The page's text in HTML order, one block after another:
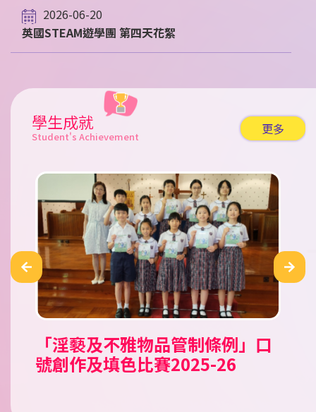
2026-06-20
英國STEAM遊學團 第四天花絮
學生成就
Student's Achievement 更多
「淫褻及不雅物品管制條例」口
號創作及填色比賽2025-26
公民田徑錦標賽 2026
Tell A Tale Children’s
Storytelling Competition
「童心共讀國家歷史人物」小學
人文科閱讀活動比賽
2026新星啟德盃田徑錦標賽
霓裳裏的中國 華服親子設計比賽
香工思高盃小學足球邀請賽
嘉栢理念小學足球邀請賽2026
二零二六年香港花卉展覽（花
展）賽馬會學生繪畫比賽
香港青少年田徑分齡賽2026 (一)
2026新星新春兒童及少年田徑賽
南區小學生五人足球賽 2025/26
第十五屆（2025-2026）「閃耀
之星」才華拓展獎學金頒獎典禮
《我要讚佢》「最值得表揚學生
獎勵計劃」
聖公會小學第二十九屆數學奧林
匹克比賽
聖公會小學第二十九屆數學奧林
匹克比賽
沙田武術錦標賽
沙田武術錦標賽2025
愛國共融•彩繪舊城@中西區公
民教育填色比賽
第十二屆全港小學數學挑戰賽